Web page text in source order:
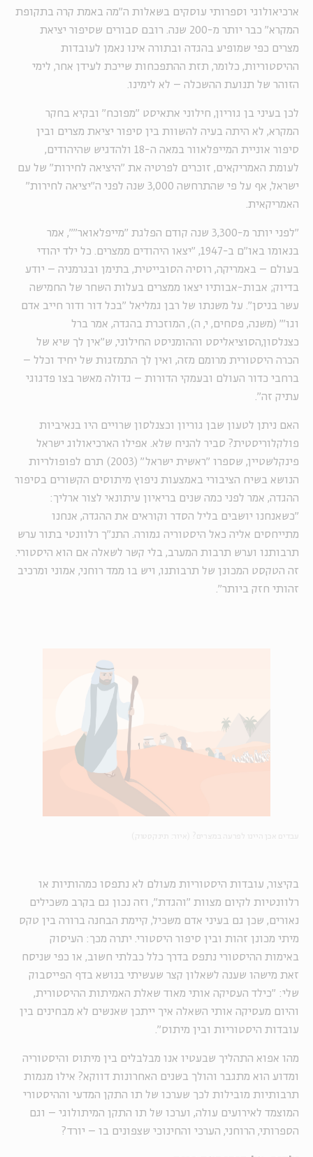
ארכיאולוגי וספרותי עוסקים בשאלות ה"מה באמת קרה בתקופת
המקרא" כבר יותר מ-200 שנה. רובם סבורים שסיפור יציאת
מצרים כפי שמופיע בהגדה ובתורה אינו נאמן לעובדות
ההיסטוריות, כלומר, תזת ההתפכחות שייכת לעידן אחר, לימי
הזוהר של תנועת ההשכלה – לא לימינו.
לכן בעיני בן גוריון, חילוני אתאיסט "מפוכח" ובקיא בחקר
המקרא, לא היתה בעיה להשוות בין סיפור יציאת מצרים ובין
סיפור אוניית המייפלאוור במאה ה-18 ולהדגיש שהיהודים,
לעומת האמריקאים, זוכרים לפרטיה את "היציאה לחירות" של עם
ישראל, אף על פי שהתרחשה 3,000 שנה לפני ה"יציאה לחירות"
האמריקאית.
"לפני יותר מ-3,300 שנה קודם הפלגת ''מייפלאואר''", אמר
בנאומו באו"ם ב-1947, "יצאו היהודים ממצרים. כל ילד יהודי
בעולם – באמריקה, רוסיה הסובייטית, בתימן ובגרמניה – יודע
בדיוק; אבות-אבותיו יצאו ממצרים בעלות השחר של החמישה
עשר בניסן". על משנתו של רבן גמליאל "בכל דור ודור חייב אדם
וגו'" (משנה, פסחים, י, ה), המוזכרת בהגדה, אמר ברל
כצנלסון,הסוציאליסט וההומניסט החילוני, ש"אין לך שיא של
הכרה היסטורית מרומם מזה, ואין לך התמזגות של יחיד וכלל –
ברחבי כדור העולם ובעמקי הדורות – גדולה מאשר בצו פדגוגי
עתיק זה".
האם ניתן לטעון שבן גוריון וכצנלסון שרויים היו בנאיביות
פולקלוריסטית? סביר להניח שלא. אפילו הארכיאולוג ישראל
פינקלשטיין, שספרו "ראשית ישראל" (2003) תרם לפופולריות
הנושא בשיח הציבורי באמצעות ניפוץ מיתוסים הקשורים בסיפור
ההגדה, אמר לפני כמה שנים בריאיון עיתונאי לצור ארליך:
"כשאנחנו יושבים בליל הסדר וקוראים את ההגדה, אנחנו
מתייחסים אליה כאל היסטוריה גמורה. התנ"ך רלוונטי בתור ערש
תרבותנו וערש תרבות המערב, בלי קשר לשאלה אם הוא היסטורי.
זה הטקסט המכונן של תרבותנו, ויש בו ממד רוחני, אמוני ומרכיב
זהותי חזק ביותר".
בקיצור, עובדות היסטוריות מעולם לא נתפסו כמהותיות או
רלוונטיות לקיום מצוות "והגדת", וזה נכון גם בקרב משכילים
נאורים, שכן גם בעיני אדם משכיל, קיימת הבחנה ברורה בין טקס
מיתי מכונן זהות ובין סיפור היסטורי. יתרה מכך: העיסוק
באימות ההיסטורי נתפס בדרך כלל כבלתי חשוב, או כפי שניסח
זאת מישהו שענה לשאלון קצר שעשיתי בנושא בדף הפייסבוק
שלי: "כילד העסיקה אותי מאוד שאלת האמיתות ההיסטורית,
והיום מעסיקה אותי השאלה איך ייתכן שאנשים לא מבחינים בין
עובדות היסטוריות ובין מיתוס".
מהו אפוא התהליך שבעטיו אנו מבלבלים בין מיתוס והיסטוריה
ומדוע הוא מתגבר והולך בשנים האחרונות דווקא? אילו מגמות
תרבותיות מובילות לכך שערכו של תו התקן המדעי וההיסטורי
המוצמד לאירועים עולה, וערכו של תו התקן המיתולוגי – וגם
הספרותי, הרוחני, הערכי והחינוכי שצפונים בו – יורד?